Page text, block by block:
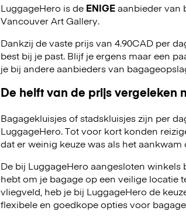
LuggageHero is de ENIGEaanbieder van
Vancouver Art Gallery.
Dankzij de vaste prijs van 4.90CAD per
best bij je past. Blijf je ergens maar een
je bij andere aanbieders van
De helft van de prijs vergeleken
Bagagekluisjes of stadskluisjes zijn per
LuggageHero. Tot voor kort konden
dat er weinig keuze was als het aankwam
De bij LuggageHero aangesloten
hebt om je bagage op een veilige locatie
vliegveld, heb je bij LuggageHero de
flexibele en goedkope opties voor